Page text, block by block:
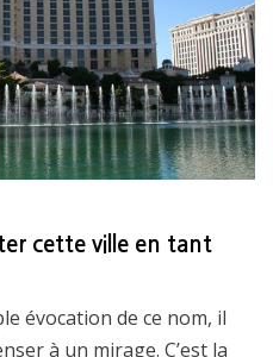
cette ville en tant
évocation de ce nom, il
à un mirage. C’est la